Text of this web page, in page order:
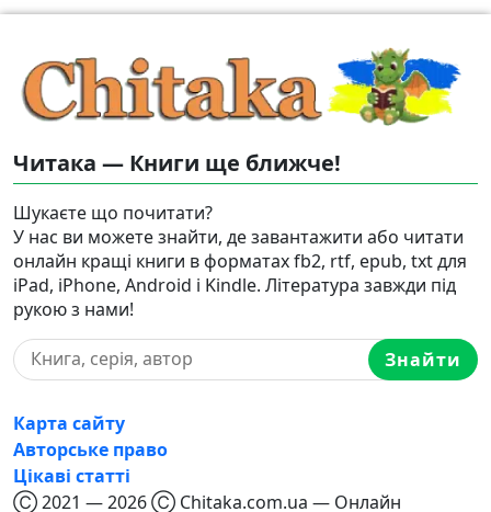
Читака — Книги ще ближче!
Шукаєте що почитати?
У нас ви можете знайти, де завантажити або читати
онлайн кращі книги в форматах fb2, rtf, epub, txt для
iPad, iPhone, Android і Kindle. Література завжди під
рукою з нами!
Знайти
Карта сайту
Авторське право
Цікаві статті
Ⓒ 2021 — 2026 Ⓒ Chitaka.com.ua — Онлайн